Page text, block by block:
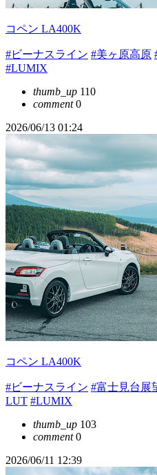
コペン LA400K
#ビーナスライン #美ヶ原高原
#LUMIX
thumb_up 110
comment0
2026/06/13 01:24
コペン LA400K
#ビーナスライン #富士見台展
LUT #LUMIX
thumb_up 103
comment0
2026/06/11 12:39